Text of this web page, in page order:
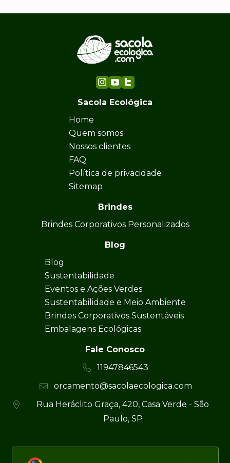
Sacola Ecológica
Home
Quem somos
Nossos clientes
FAQ
Política de privacidade
Sitemap
Brindes
Brindes Corporativos Personalizados
Blog
Blog
Sustentabilidade
Eventos e Ações Verdes
Sustentabilidade e Meio Ambiente
Brindes Corporativos Sustentáveis
Embalagens Ecológicas
Fale Conosco
11947846543
orcamento@sacolaecologica.com
Rua Heráclito Graça, 420, Casa Verde - São
Paulo, SP